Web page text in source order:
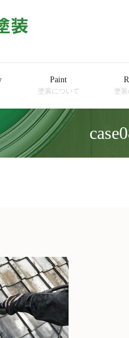
Paint
塗装について 塗装